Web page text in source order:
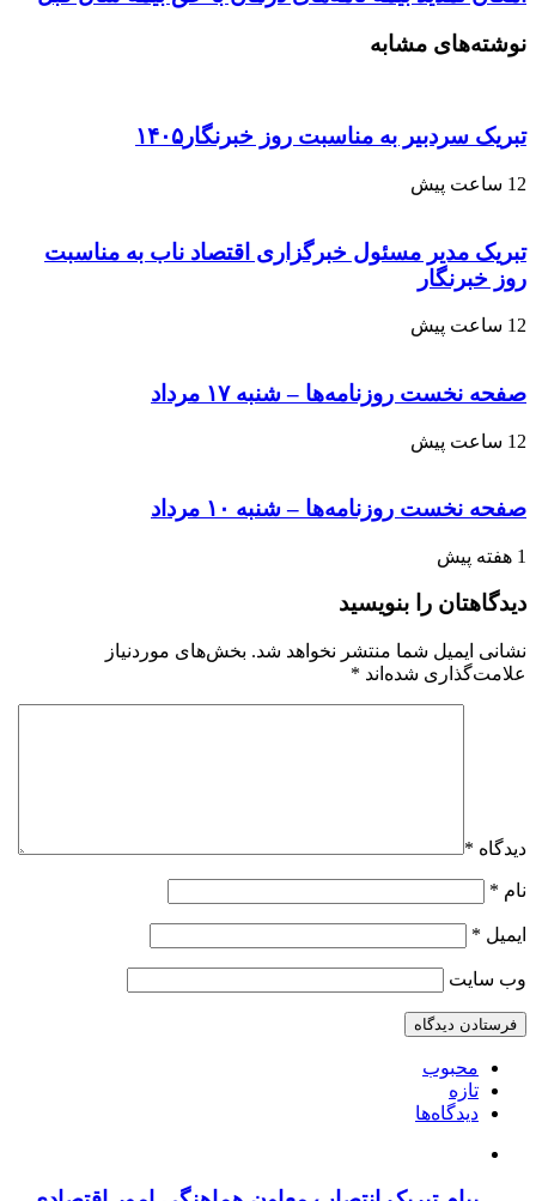
نوشته‌های مشابه
تبریک سردبیر به مناسبت روز خبرنگار۱۴۰۵
12 ساعت پیش
تبریک مدیر مسئول خبرگزاری اقتصاد ناب به مناسبت
روز خبرنگار
12 ساعت پیش
صفحه نخست روزنامه‌ها – شنبه ۱۷ مرداد
12 ساعت پیش
صفحه نخست روزنامه‌ها – شنبه ۱۰ مرداد
1 هفته پیش
دیدگاهتان را بنویسید
نشانی ایمیل شما منتشر نخواهد شد. بخش‌های موردنیاز
علامت‌گذاری شده‌اند *
دیدگاه *
نام *
ایمیل *
وب‌ سایت
محبوب
تازه
دیدگاه‌ها